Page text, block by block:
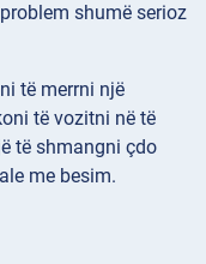
shumë serioz
të merrni një
të vozitni në të
të shmangni çdo
me besim.